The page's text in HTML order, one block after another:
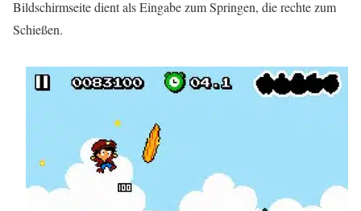
Bildschirmseite dient als Eingabe zum Springen, die rechte zum
Schießen.